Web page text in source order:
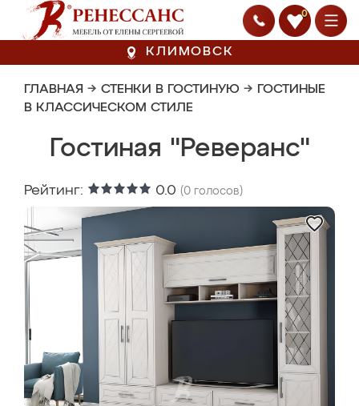
0
КЛИМОВСК
ГЛАВНАЯ → СТЕНКИ В ГОСТИНУЮ → ГОСТИНЫЕ
В КЛАССИЧЕСКОМ СТИЛЕ
Гостиная "Реверанс"
Рейтинг: 0.0 (0 голосов)